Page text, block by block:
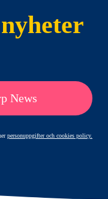
News
personuppgifter och cookies policy.